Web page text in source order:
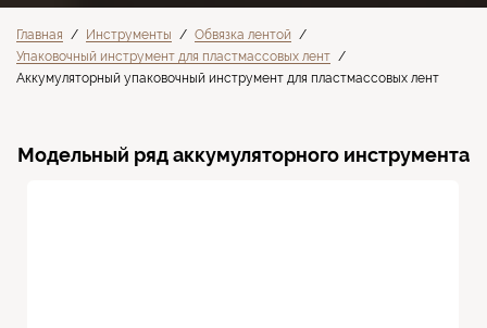
Главная / Инструменты / Обвязка лентой /
Упаковочный инструмент для пластмассовых лент /
Аккумуляторный упаковочный инструмент для пластмассовых лент
Модельный ряд аккумуляторного инструмента